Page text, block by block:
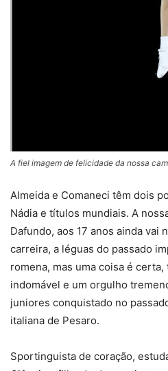
A fiel imagem de felicidade da nossa
Almeida e Comaneci têm dois
Nádia e títulos mundiais. A
Dafundo, aos 17 anos ainda vai
carreira, a léguas do passado
romena, mas uma coisa é certa,
indomável e um orgulho
juniores conquistado no
italiana de Pesaro.
Sportinguista de coração,